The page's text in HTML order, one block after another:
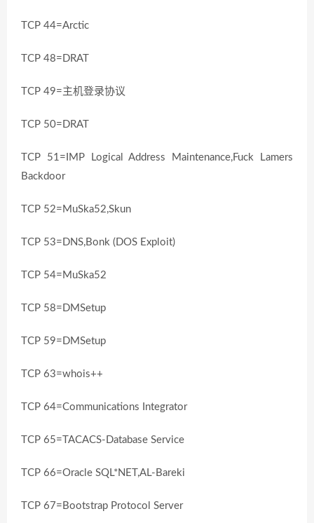
TCP 44=Arctic
TCP 48=DRAT
TCP 49=主机登录协议
TCP 50=DRAT
TCP 51=IMP Logical Address Maintenance,Fuck Lamers
Backdoor
TCP 52=MuSka52,Skun
TCP 53=DNS,Bonk (DOS Exploit)
TCP 54=MuSka52
TCP 58=DMSetup
TCP 59=DMSetup
TCP 63=whois++
TCP 64=Communications Integrator
TCP 65=TACACS-Database Service
TCP 66=Oracle SQL*NET,AL-Bareki
TCP 67=Bootstrap Protocol Server